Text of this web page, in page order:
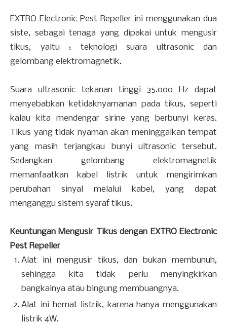
EXTRO Electronic Pest Repeller ini menggunakan dua
siste, sebagai tenaga yang dipakai untuk mengusir
tikus, yaitu : teknologi suara ultrasonic dan
gelombang elektromagnetik.
Suara ultrasonic tekanan tinggi 35.000 Hz dapat
menyebabkan ketidaknyamanan pada tikus, seperti
kalau kita mendengar sirine yang berbunyi keras.
Tikus yang tidak nyaman akan meninggalkan tempat
yang masih terjangkau bunyi ultrasonic tersebut.
Sedangkan gelombang elektromagnetik
memanfaatkan kabel listrik untuk mengirimkan
perubahan sinyal melalui kabel, yang dapat
menganggu sistem syaraf tikus.
Keuntungan Mengusir Tikus dengan EXTRO Electronic
Pest Repeller
Alat ini mengusir tikus, dan bukan membunuh,
sehingga kita tidak perlu menyingkirkan
bangkainya atau bingung membuangnya.
Alat ini hemat listrik, karena hanya menggunakan
listrik 4W.